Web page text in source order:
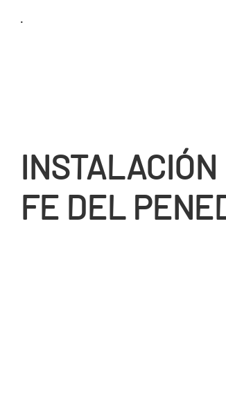
.
INSTALACIÓN
FE DEL